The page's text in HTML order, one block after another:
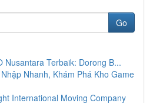
Go
Nusantara Terbaik: Dorong B...
Nhanh, Khám Phá Kho Game
International Moving Company